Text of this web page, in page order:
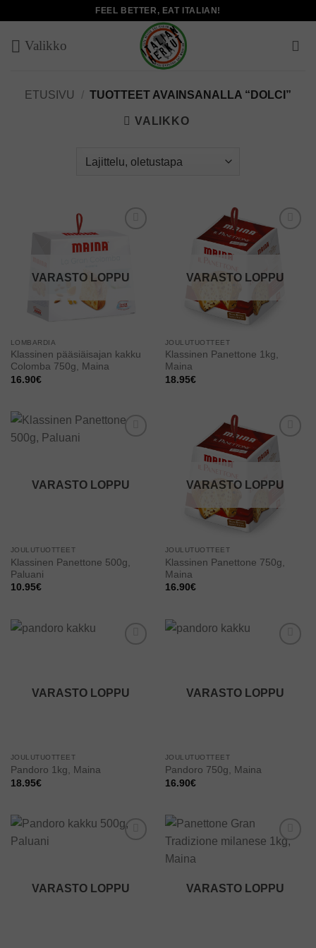
content
FEEL BETTER, EAT ITALIAN!
ETUSIVU / TUOTTEET AVAINSANALLA “DOLCI”
VALIKKO
VARASTO LOPPU
LOMBARDIA
Klassinen pääsiäisajan kakku
Colomba 750g, Maina
16.90€
wishlist
VARASTO LOPPU
JOULUTUOTTEET
Klassinen Panettone 1kg,
Maina
18.95€
VARASTO LOPPU
JOULUTUOTTEET
Klassinen Panettone 500g,
Paluani
10.95€
wishlist
VARASTO LOPPU
JOULUTUOTTEET
Klassinen Panettone 750g,
Maina
16.90€
VARASTO LOPPU
JOULUTUOTTEET
Pandoro 1kg, Maina
18.95€
VARASTO LOPPU
JOULUTUOTTEET
Pandoro 750g, Maina
16.90€
VARASTO LOPPU VARASTO LOPPU